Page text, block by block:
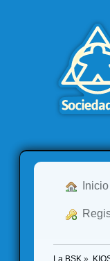
Inicio
La BSK »